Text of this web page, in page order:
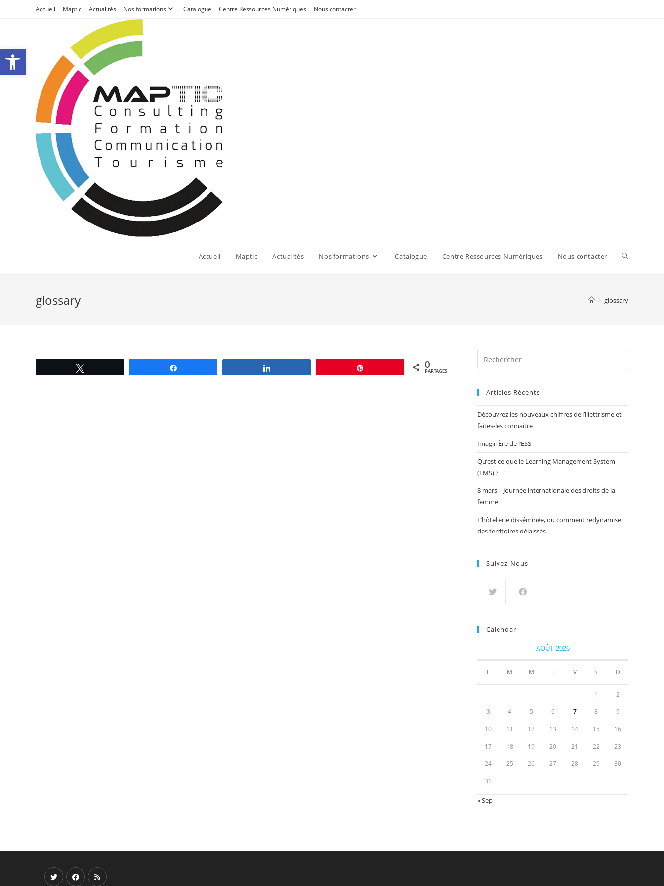
Ouvrir la barre d’outils
Accueil Maptic Actualités Nos formations Catalogue Centre Ressources Numériques Nous contacter
Accueil Maptic Actualités Nos formations Catalogue Centre Ressources Numériques Nous contacter
glossary > glossary
0
PARTAGES
Articles Récents
Découvrez les nouveaux chiffres de l’illettrisme et
faites-les connaitre
Imagin’Ère de l’ESS
Qu’est-ce que le Learning Management System
(LMS) ?
8 mars – Journée internationale des droits de la
femme
L’hôtellerie disséminée, ou comment redynamiser
des territoires délaissés
Suivez-Nous
Calendar
AOÛT 2026
L M M J V S D
1 2
3 4 5 6 7 8 9
10 11 12 13 14 15 16
17 18 19 20 21 22 23
24 25 26 27 28 29 30
31
« Sep